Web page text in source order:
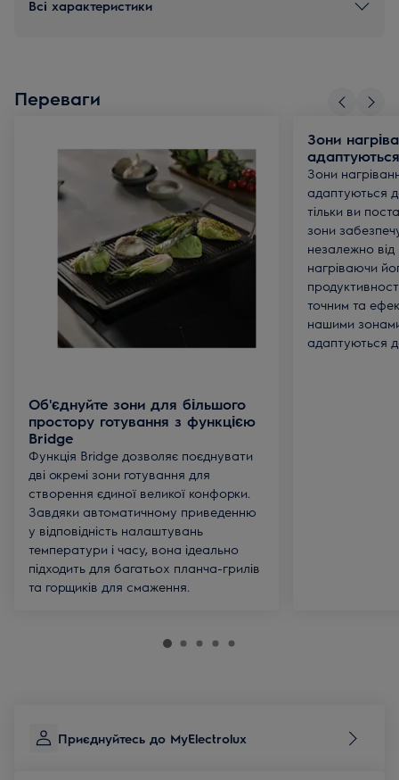
Всі характеристики
Переваги
Об'єднуйте зони для більшого
простору готування з функцією
Bridge
Функція Bridge дозволяє поєднувати
дві окремі зони готування для
створення єдиної великої конфорки.
Завдяки автоматичному приведенню
у відповідність налаштувань
температури і часу, вона ідеально
підходить для багатьох планча-грилів
та горщиків для смаження.
Зони
Зони
адаптуються
тільки ви
зони
незалежно від
нагріваючи
точним та
нашими
адаптуються
Приєднуйтесь до MyElectrolux